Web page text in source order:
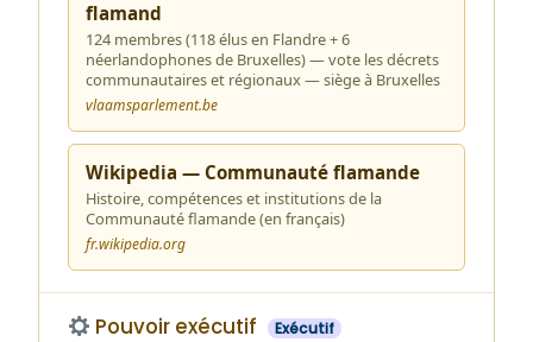
flamand
124 membres (118 élus en Flandre + 6
néerlandophones de Bruxelles) — vote les décrets
communautaires et régionaux — siège à Bruxelles
vlaamsparlement.be
Wikipedia — Communauté flamande
Histoire, compétences et institutions de la
Communauté flamande (en français)
fr.wikipedia.org
Pouvoir exécutif Exécutif